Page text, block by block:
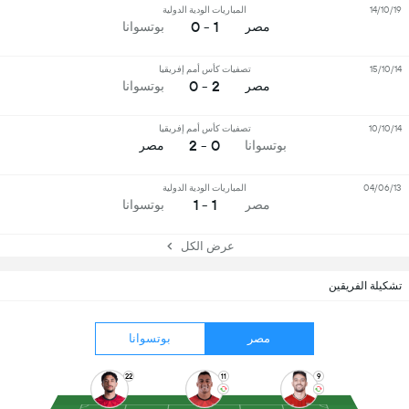
تشكيلة الفريقين
مصر بوتسوانا
9
11
22
مصر
المباريات الودية الدولية
1 - 0 بوتسوانا
14/10/19
مصر
تصفيات كأس أمم إفريقيا
2 - 0 بوتسوانا
15/10/14
بوتسوانا
تصفيات كأس أمم إفريقيا
0 - 2 مصر
10/10/14
مصر
المباريات الودية الدولية
1 - 1 بوتسوانا
04/06/13
عرض الكل